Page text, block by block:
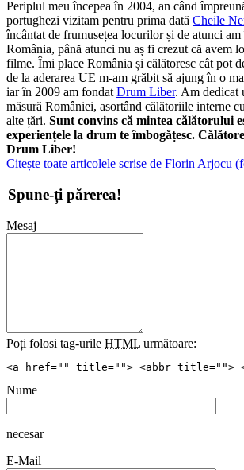
Periplul meu începea în 2004, an când
portughezi vizitam pentru prima dată Cheile
încântat de frumusețea locurilor și de atunci
România, până atunci nu aș fi crezut că avem
filme. Îmi place România și călătoresc cât pot
de la aderarea UE m-am grăbit să ajung în o
iar în 2009 am fondatDrum Liber. Am dedicat
măsură României, asortând călătoriile interne
alte țări. Sunt convins că mintea călătorului
experiențele la drum te îmbogățesc.
Drum Liber!
Citește toate articolele scrise de Florin Arjocu
Spune-ți părerea!
Mesaj
Poți folosi tag-urile HTML următoare:
<a href="" title=""> <abbr title="">
Nume
necesar
E-Mail